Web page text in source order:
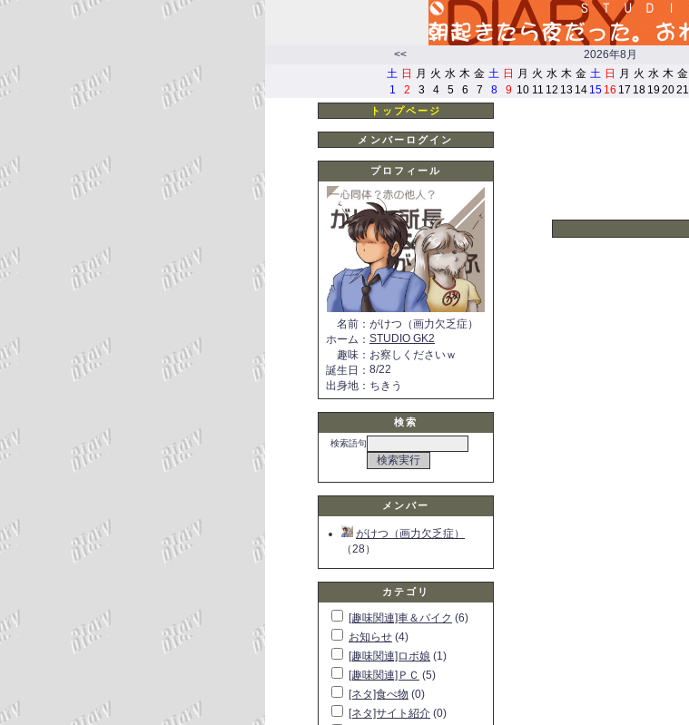
<< 2026年8月
土 日 月 火 水 木 金 土 日 月 火 水 木 金 土 日 月 火 水 木 金
1
2 3 4 5 6 7 8 9 10 11 12 13 14 15 16 17 18 19 2021
トップページ
メンバーログイン
プロフィール
名前 ： がけつ（画力欠乏症）
ホーム ： STUDIO GK2
趣味 ： お察しくださいｗ
誕生日 ： 8/22
出身地 ： ちきう
検索
検索語句
メンバー
がけつ（画力欠乏症）
（28）
カテゴリ
[趣味関連]車＆バイク (6)
お知らせ (4)
[趣味関連]ロボ娘 (1)
[趣味関連]ＰＣ (5)
[ネタ]食べ物 (0)
[ネタ]サイト紹介 (0)